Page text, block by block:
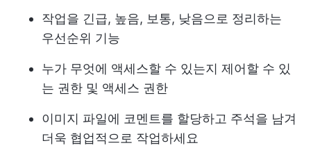
작업을 긴급, 높음, 보통, 낮음으로 정리하는
우선순위 기능
누가 무엇에 액세스할 수 있는지 제어할 수 있
는 권한 및 액세스 권한
이미지 파일에 코멘트를 할당하고 주석을 남겨
더욱 협업적으로 작업하세요